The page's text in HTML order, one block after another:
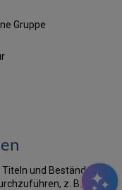
Gruppe
und Beständen
z. B. nach